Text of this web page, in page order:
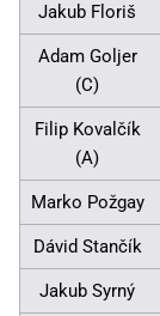
Jakub Floriš
Adam Goljer
(C)
Filip Kovalčík
(A)
Marko Požgay
Dávid Stančík
Jakub Syrný